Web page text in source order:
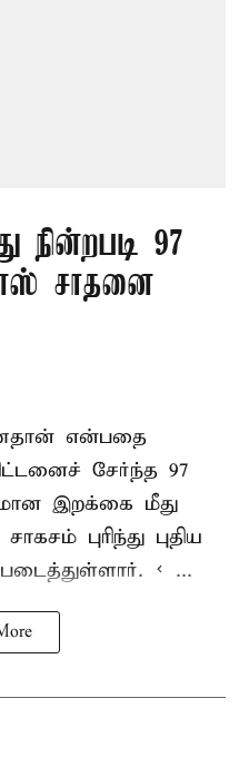
நின்றபடி 97
சாதனை
என்பதை
சேர்ந்த 97
இறக்கை மீது
புரிந்து புதிய
படைத்துள்ளார். < ...